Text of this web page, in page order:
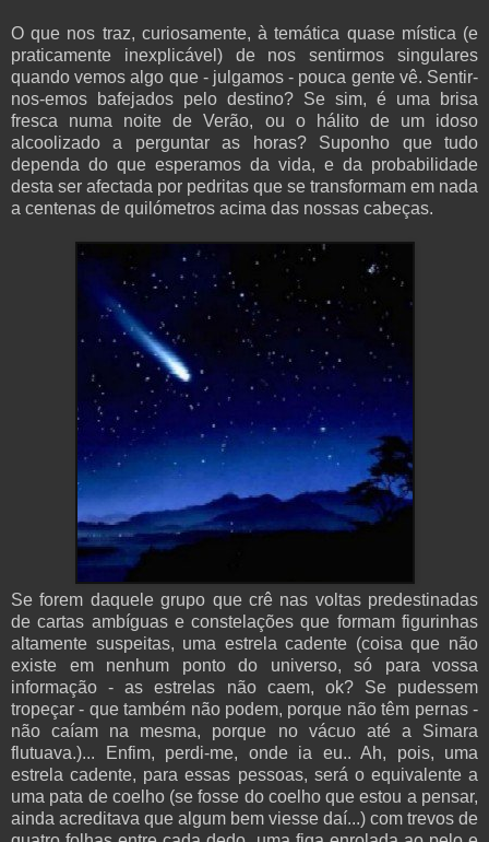
O que nos traz, curiosamente, à temática quase mística (e
praticamente inexplicável) de nos sentirmos singulares
quando vemos algo que - julgamos - pouca gente vê. Sentir-
nos-emos bafejados pelo destino? Se sim, é uma brisa
fresca numa noite de Verão, ou o hálito de um idoso
alcoolizado a perguntar as horas? Suponho que tudo
dependa do que esperamos da vida, e da probabilidade
desta ser afectada por pedritas que se transformam em nada
a centenas de quilómetros acima das nossas cabeças.
Se forem daquele grupo que crê nas voltas predestinadas
de cartas ambíguas e constelações que formam figurinhas
altamente suspeitas, uma estrela cadente (coisa que não
existe em nenhum ponto do universo, só para vossa
informação - as estrelas não caem, ok? Se pudessem
tropeçar - que também não podem, porque não têm pernas -
não caíam na mesma, porque no vácuo até a Simara
flutuava.)... Enfim, perdi-me, onde ia eu.. Ah, pois, uma
estrela cadente, para essas pessoas, será o equivalente a
uma pata de coelho (se fosse do coelho que estou a pensar,
ainda acreditava que algum bem viesse daí...) com trevos de